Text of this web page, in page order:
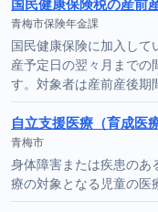
国民健康保険税の産前
青梅市保険年金課
国民健康保険に加入して
産予定日の翌々月までの
す。対象者は産前産後期
自立支援医療（育成医
青梅市
身体障害または疾患のあ
療の対象となる児童の医